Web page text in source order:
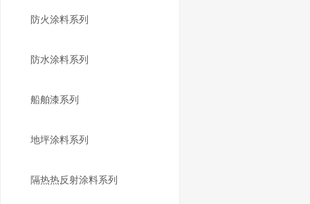
防火涂料系列
防水涂料系列
船舶漆系列
地坪涂料系列
隔热热反射涂料系列